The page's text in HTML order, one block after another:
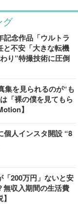
グ
記念作品「ウルトラ
と不安「大きな転機
り”特撮技術に圧倒
集を見られるのが“も
「裸の僕を見てもら
】
個人インスタ開設 “8
200万円」ないと安
無収入期間の生活費